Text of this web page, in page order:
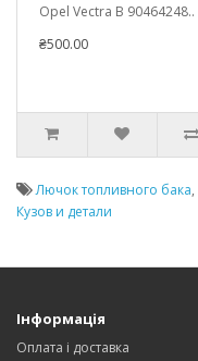
Opel Vectra B 90464248..
₴500.00
Лючок топливного бака,
Кузов и детали
Інформація
Оплата і доставка